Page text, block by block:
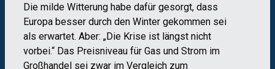
Die milde Witterung habe dafür gesorgt, dass
Europa besser durch den Winter gekommen sei
als erwartet. Aber: „Die Krise ist längst nicht
vorbei.“ Das Preisniveau für Gas und Strom im
Großhandel sei zwar im Vergleich zum